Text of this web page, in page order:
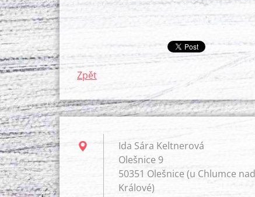
Zpět
Ida Sára Keltnerová
Olešnice 9
50351 Olešnice (u Chlumce
Králové)